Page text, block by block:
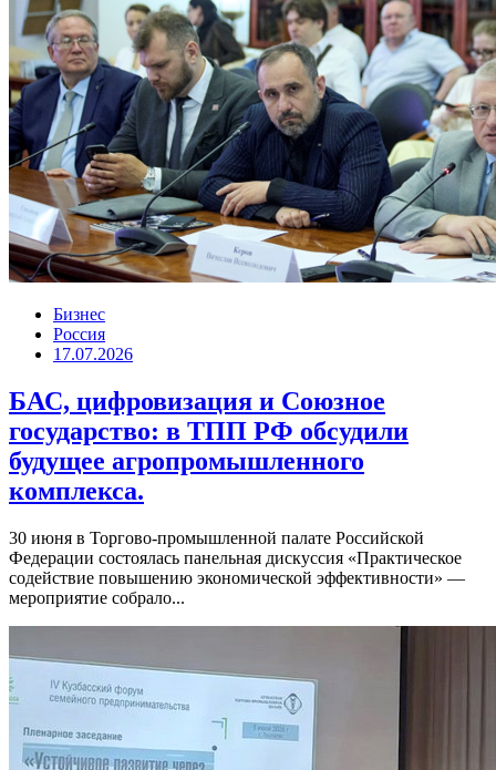
Бизнес
Россия
17.07.2026
БАС, цифровизация и Союзное
государство: в ТПП РФ обсудили
будущее агропромышленного
комплекса.
30 июня в Торгово-промышленной палате Российской
Федерации состоялась панельная дискуссия «Практическое
содействие повышению экономической эффективности» —
мероприятие собрало...